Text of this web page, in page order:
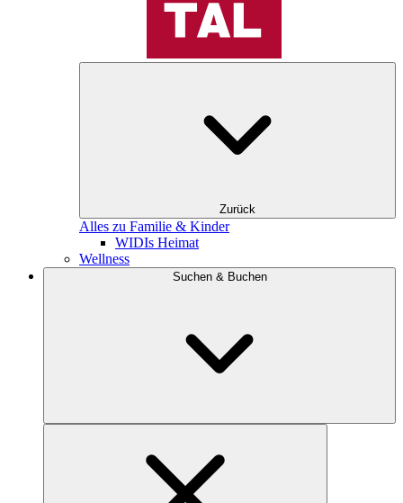
Zurück
Alles zu Familie & Kinder
WIDIs Heimat
Wellness
Suchen & Buchen